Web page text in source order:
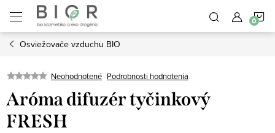
obsah
Osviežovače vzduchu BIO
Neohodnotené Podrobnosti hodnotenia
Aróma difuzér tyčinkový
FRESH